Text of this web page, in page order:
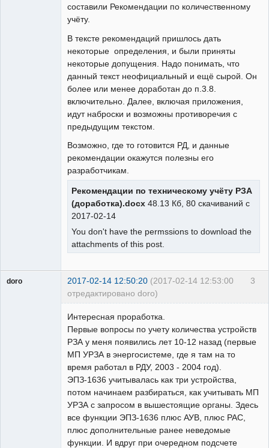
составили Рекомендации по количественному
учёту.
В тексте рекомендаций пришлось дать
некоторые определения, и были приняты
некоторые допущения. Надо понимать, что
данный текст неофициальный и ещё сырой. Он
более или менее доработан до п.3.8.
включительно. Далее, включая приложения,
идут наброски и возможны противоречия с
предыдущим текстом.
Возможно, где то готовится РД, и данные
рекомендации окажутся полезны его
разработчикам.
Рекомендации по техническому учёту РЗА
(доработка).docx 48.13 Кб, 80 скачиваний с
2017-02-14
You don't have the permssions to download the
attachments of this post.
3
doro 2017-02-14 12:50:20 (2017-02-14 12:53:00
отредактировано doro)
Интересная проработка.
Первые вопросы по учету количества устройств
РЗА у меня появились лет 10-12 назад (первые
МП УРЗА в энергосистеме, где я там на то
время работал в РДУ, 2003 - 2004 год).
ЭПЗ-1636 учитывалась как три устройства,
потом начинаем разбираться, как учитывать МП
УРЗА с запросом в вышестоящие органы. Здесь
все функции ЭПЗ-1636 плюс АУВ, плюс РАС,
плюс дополнительные ранее неведомые
функции. И вдруг при очередном подсчете